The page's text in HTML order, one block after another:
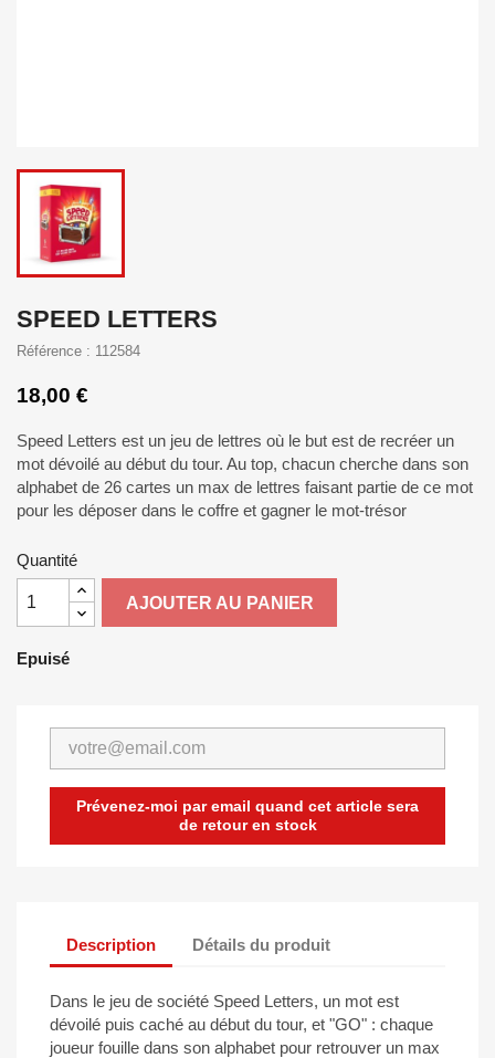
SPEED LETTERS
Référence : 112584
18,00 €
Speed Letters est un jeu de lettres où le but est de recréer un
mot dévoilé au début du tour. Au top, chacun cherche dans son
alphabet de 26 cartes un max de lettres faisant partie de ce mot
pour les déposer dans le coffre et gagner le mot-trésor
Quantité
AJOUTER AU PANIER
Epuisé
Prévenez-moi par email quand cet article sera
de retour en stock
Description Détails du produit
Dans le jeu de société Speed Letters, un mot est
dévoilé puis caché au début du tour, et "GO" : chaque
joueur fouille dans son alphabet pour retrouver un max